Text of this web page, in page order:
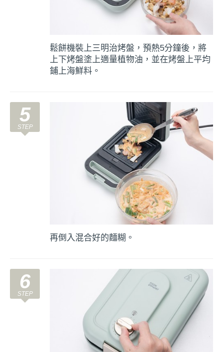
鬆餅機裝上三明治烤盤，預熱5分鐘後，將
上下烤盤塗上適量植物油，並在烤盤上平均
鋪上海鮮料。
5
再倒入混合好的麵糊。
6